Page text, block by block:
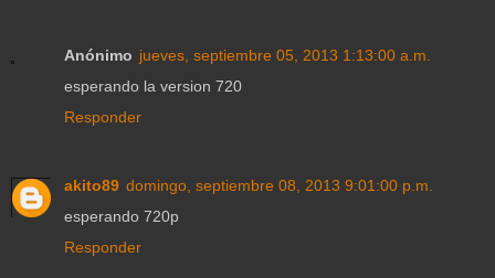
Anónimo jueves, septiembre 05, 2013 1:13:00 a.m.
esperando la version 720
Responder
akito89 domingo, septiembre 08, 2013 9:01:00 p.m.
esperando 720p
Responder